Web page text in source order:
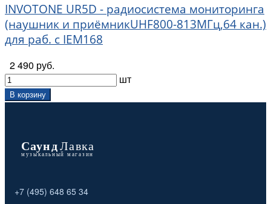
INVOTONE UR5D - радиосистема мониторинга
(наушник и приёмникUHF800-813МГц,64 кан.)
для раб. с IEM168
2 490 руб.
шт
В корзину
+7 (495) 648 65 34